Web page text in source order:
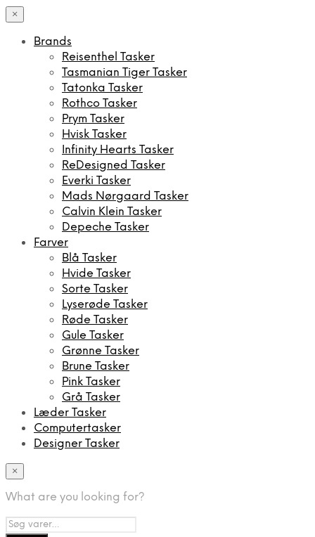
×
Brands
Reisenthel Tasker
Tasmanian Tiger Tasker
Tatonka Tasker
Rothco Tasker
Prym Tasker
Hvisk Tasker
Infinity Hearts Tasker
ReDesigned Tasker
Everki Tasker
Mads Nørgaard Tasker
Calvin Klein Tasker
Depeche Tasker
Farver
Blå Tasker
Hvide Tasker
Sorte Tasker
Lyserøde Tasker
Røde Tasker
Gule Tasker
Grønne Tasker
Brune Tasker
Pink Tasker
Grå Tasker
Læder Tasker
Computertasker
Designer Tasker
×
What are you looking for?